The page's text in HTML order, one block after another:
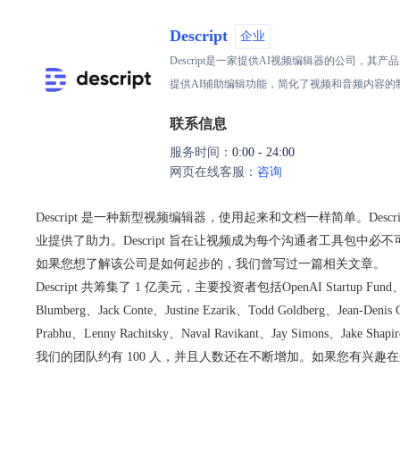
Descript 企业
Descript是一家提供AI视频编辑器的公司，其产
提供AI辅助编辑功能，简化了视频和音频内容
联系信息
服务时间： 0:00 - 24:00
网页在线客服： 咨询
Descript 是一种新型视频编辑器，使用起来和文档一样简单。
业提供了助力。Descript 旨在让视频成为每个沟通者工具包中必
如果您想了解该公司是如何起步的， 我们曾写过一篇相关文章。
Descript 共筹集了 1 亿美元，主要投资者包括OpenAI Startup Fund
Blumberg、Jack Conte、Justine Ezarik、Todd Goldberg、Jean-
Prabhu、Lenny Rachitsky、Naval Ravikant、Jay Simons、Jake
我们的团队约有 100 人，并且人数还在不断增加。如果您有兴趣